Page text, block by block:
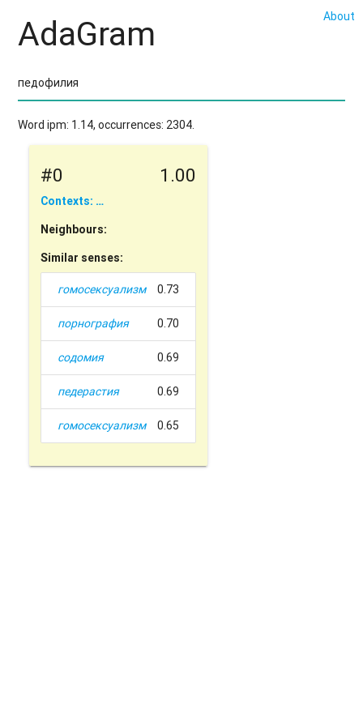
About
AdaGram
Word ipm: 1.14, occurrences: 2304.
#0 1.00
Contexts: …
Neighbours:
Similar senses:
гомосексуализм 0.73
порнография 0.70
содомия 0.69
педерастия 0.69
гомосексуализм 0.65